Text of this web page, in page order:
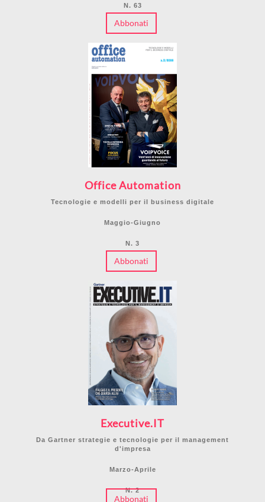
N. 63
Abbonati
Office Automation
Tecnologie e modelli per il business digitale
Maggio-Giugno
N. 3
Abbonati
Executive.IT
Da Gartner strategie e tecnologie per il management
d'impresa
Marzo-Aprile
N. 2
Abbonati